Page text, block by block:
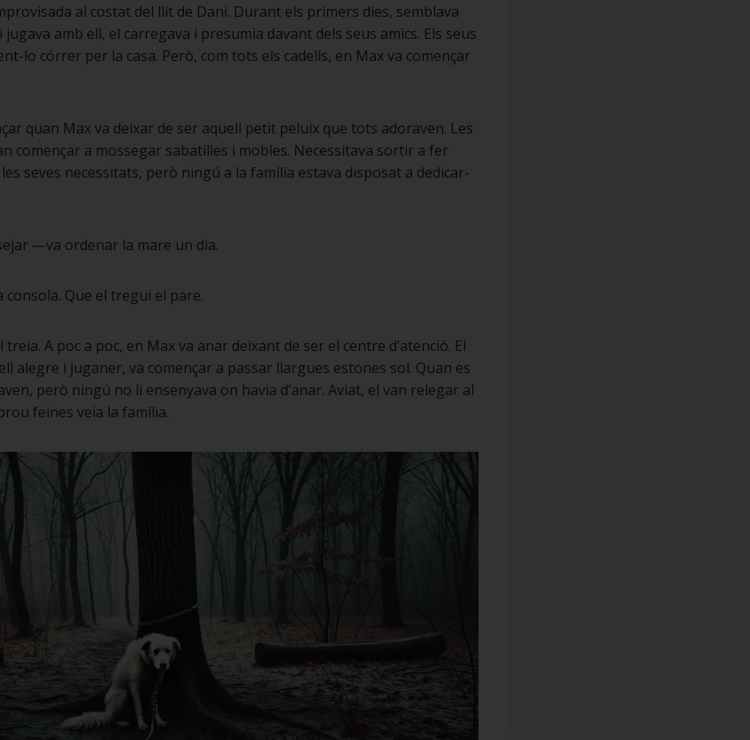
al costat del llit de Dani. Durant els primers dies, semblava
amb ell, el carregava i presumia davant dels seus amics. Els seus
lo córrer per la casa. Però, com tots els cadells, en Max va començar
quan Max va deixar de ser aquell petit peluix que tots adoraven. Les
començar a mossegar sabatilles i mobles. Necessitava sortir a fer
seves necessitats, però ningú a la família estava disposat a dedicar-
—va ordenar la mare un dia.
Que el tregui el pare.
A poc a poc, en Max va anar deixant de ser el centre d’atenció. El
alegre i juganer, va començar a passar llargues estones sol. Quan es
però ningú no li ensenyava on havia d’anar. Aviat, el van relegar al
feines veia la família.